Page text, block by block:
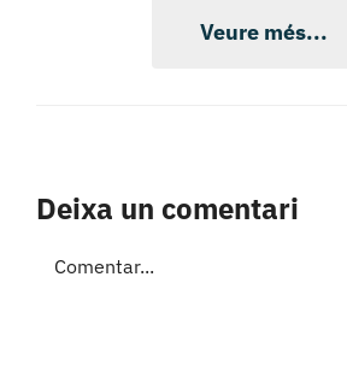
Veure més...
Deixa un comentari
Comment